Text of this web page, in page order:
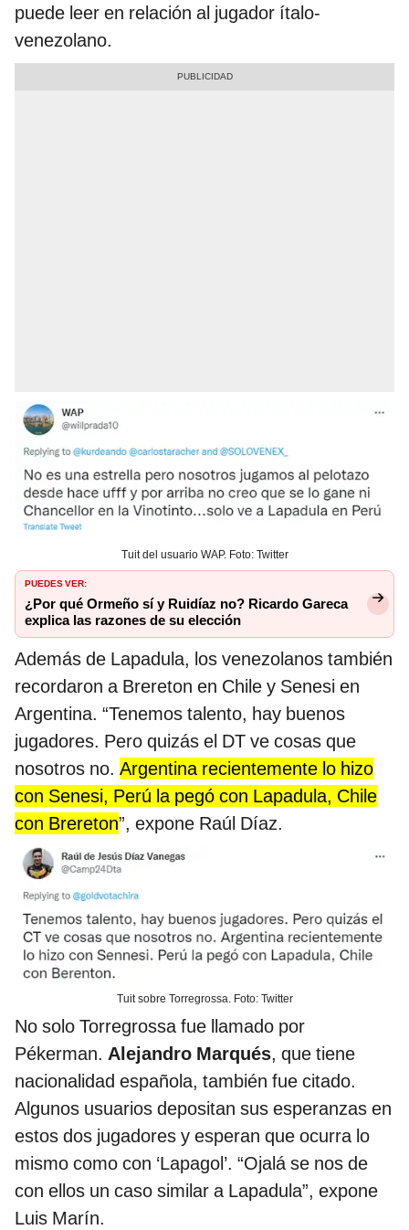
puede leer en relación al jugador ítalo-
venezolano.
Tuit del usuario WAP. Foto: Twitter
PUEDES VER:
¿Por qué Ormeño sí y Ruidíaz no? Ricardo Gareca
explica las razones de su elección
Además de Lapadula, los venezolanos también
recordaron a Brereton en Chile y Senesi en
Argentina. “Tenemos talento, hay buenos
jugadores. Pero quizás el DT ve cosas que
nosotros no. Argentina recientemente lo hizo
con Senesi, Perú la pegó con Lapadula, Chile
con Brereton”, expone Raúl Díaz.
Tuit sobre Torregrossa. Foto: Twitter
No solo Torregrossa fue llamado por
Pékerman. Alejandro Marqués, que tiene
nacionalidad española, también fue citado.
Algunos usuarios depositan sus esperanzas en
estos dos jugadores y esperan que ocurra lo
mismo como con ‘Lapagol’. “Ojalá se nos de
con ellos un caso similar a Lapadula”, expone
Luis Marín.